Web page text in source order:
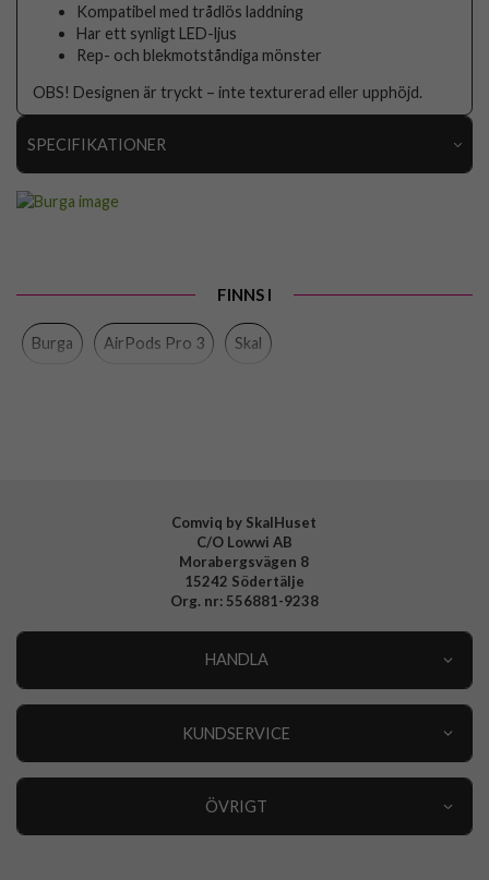
Kompatibel med trådlös laddning
Har ett synligt LED-ljus
Rep- och blekmotståndiga mönster
OBS! Designen är tryckt – inte texturerad eller upphöjd.
SPECIFIKATIONER
Material
FINNS I
Burga AirPods Pro 3 Skal
Comviq by SkalHuset
C/O Lowwi AB
Morabergsvägen 8
15242 Södertälje
Org. nr: 556881-9238
HANDLA
KUNDSERVICE
ÖVRIGT